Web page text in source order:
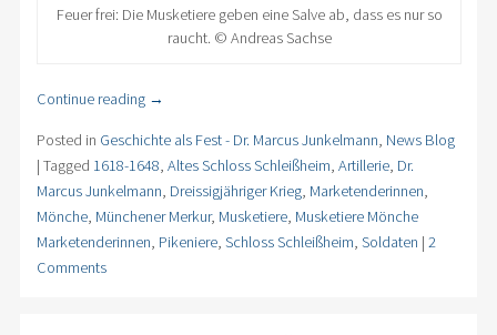
Feuer frei: Die Musketiere geben eine Salve ab, dass es nur so
raucht. © Andreas Sachse
Continue reading →
Posted in Geschichte als Fest - Dr. Marcus Junkelmann, News Blog
| Tagged 1618-1648, Altes Schloss Schleißheim, Artillerie, Dr.
Marcus Junkelmann, Dreissigjähriger Krieg, Marketenderinnen,
Mönche, Münchener Merkur, Musketiere, Musketiere Mönche
Marketenderinnen, Pikeniere, Schloss Schleißheim, Soldaten | 2
Comments